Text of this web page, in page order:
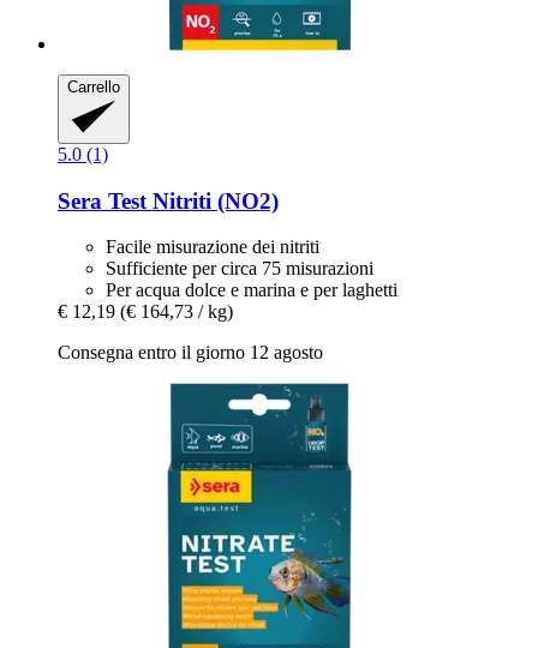
Carrello
5.0 (1)
Sera Test Nitriti (NO2)
Facile misurazione dei nitriti
Sufficiente per circa 75 misurazioni
Per acqua dolce e marina e per laghetti
€ 12,19 (€ 164,73 / kg)
Consegna entro il giorno 12 agosto